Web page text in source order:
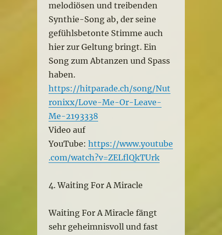
melodiösen und treibenden
Synthie-Song ab, der seine
gefühlsbetonte Stimme auch
hier zur Geltung bringt. Ein
Song zum Abtanzen und Spass
haben.
https://hitparade.ch/song/Nut
ronixx/Love-Me-Or-Leave-
Me-2193338
Video auf
YouTube: https://www.youtube
.com/watch?v=ZELflQkTUrk
4. Waiting For A Miracle
Waiting For A Miracle fängt
sehr geheimnisvoll und fast